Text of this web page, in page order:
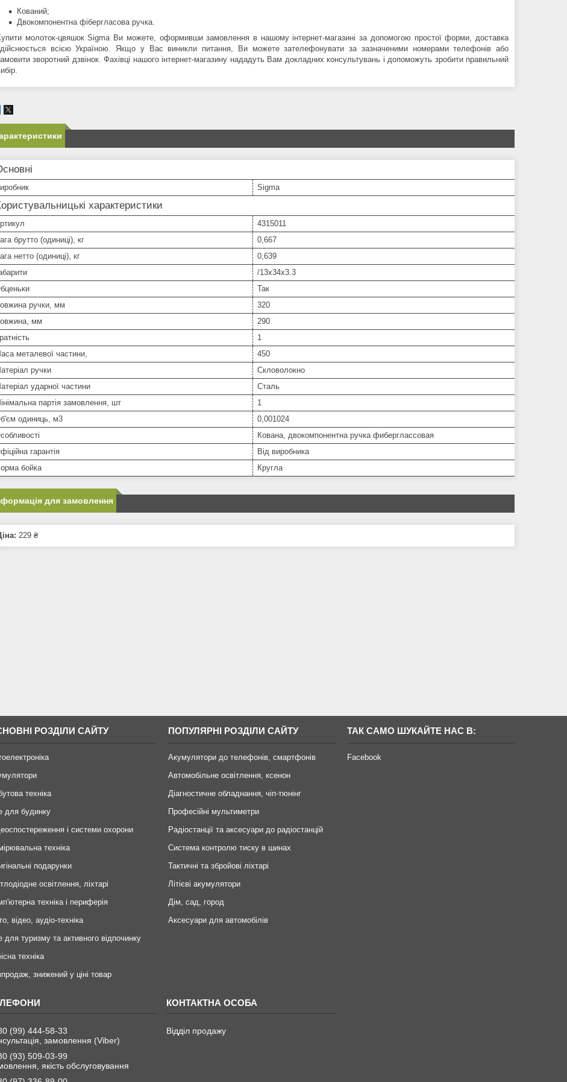
Кований;
Двокомпонентна фібергласова ручка.
молоток-цвяшок Sigma Ви можете, оформивши замовлення в нашому інтернет-магазині за допомогою простої форми, доставка
всією Україною. Якщо у Вас виникли питання, Ви можете зателефонувати за зазначеними номерами телефонів або
зворотний дзвінок. Фахівці нашого інтернет-магазину нададуть Вам докладних консультувань і допоможуть зробити правильний
Sigma
характеристики
4315011
брутто (одиниці), кг
0,667
нетто (одиниці), кг
0,639
/13x34x3.3
Так
ручки, мм
320
мм
290
1
металевої частини,
450
ручки
Скловолокно
ударної частини
Сталь
партія замовлення, шт
1
одиниць, м3
0,001024
Кована, двокомпонентна ручка фиберглассовая
гарантія
Від виробника
бойка
Кругла
для замовлення
229 ₴
РОЗДІЛИ САЙТУ
техніка
для будинку
і системи охорони
техніка
подарунки
освітлення, ліхтарі
техніка і периферія
відео, аудіо-техніка
для туризму та активного відпочинку
техніка
знижений у ціні товар
ПОПУЛЯРНІ РОЗДІЛИ САЙТУ
Акумулятори до телефонів, смартфонів
Автомобільне освітлення, ксенон
Діагностичне обладнання, чіп-тюнінг
Професійні мультиметри
Радіостанції та аксесуари до радіостанцій
Система контролю тиску в шинах
Тактичні та збройові ліхтарі
Літієві акумулятори
Дім, сад, город
Аксесуари для автомобілів
ТАК САМО ШУКАЙТЕ НАС В:
Facebook
(99) 444-58-33
замовлення (Viber)
(93) 509-03-99
якість обслуговування
Відділ продажу